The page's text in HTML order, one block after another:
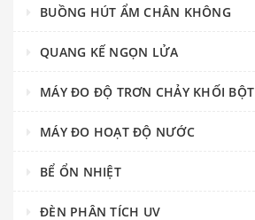
BUỒNG HÚT ẨM CHÂN KHÔNG
QUANG KẾ NGỌN LỬA
MÁY ĐO ĐỘ TRƠN CHẢY KHỐI BỘT
MÁY ĐO HOẠT ĐỘ NƯỚC
BỂ ỔN NHIỆT
ĐÈN PHÂN TÍCH UV